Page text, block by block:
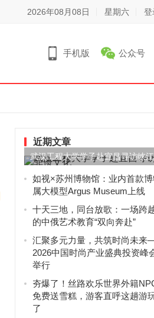
2026年08月08日 星期六 登
手机版 公众号
近期文章
武汉工程大学学子赴宜昌寻访峡
文化
如视×苏州博物馆：业内首款
属大模型Argus Museum上线
十天三地，同台放歌：一场跨
的中俄艺术教育“双向奔赴”
汇聚多元力量，共筑时尚未
2026中国时尚产业盛典投资峰
举行
夯爆了！丝路欢乐世界外籍
免费送雪糕，游客直呼这趟游
了